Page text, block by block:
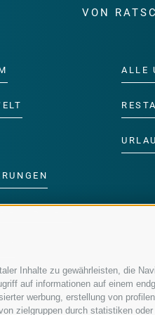
Inhalte zu gewährleisten, die
auf informationen auf einem
werbung, erstellung von
zielgruppen durch statistiken
VON
ALLE